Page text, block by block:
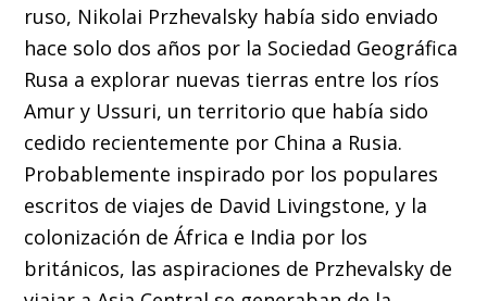
ruso, Nikolai Przhevalsky había sido enviado
hace solo dos años por la Sociedad Geográfica
Rusa a explorar nuevas tierras entre los ríos
Amur y Ussuri, un territorio que había sido
cedido recientemente por China a Rusia.
Probablemente inspirado por los populares
escritos de viajes de David Livingstone, y la
colonización de África e India por los
británicos, las aspiraciones de Przhevalsky de